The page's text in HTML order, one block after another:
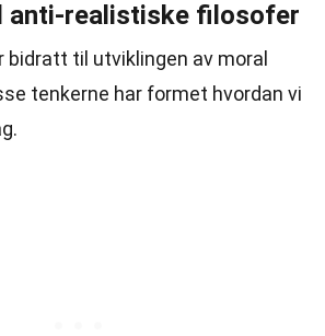
anti-realistiske filosofer
bidratt til utviklingen av moral
tenkerne har formet hvordan vi